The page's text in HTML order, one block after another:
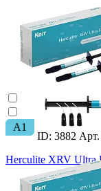
A1
ID: 3882 Арт.
Herculite XRV Ultra